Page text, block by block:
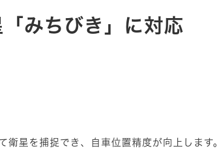
みちびき」に対応
星を捕捉でき、自車位置精度が向上します。